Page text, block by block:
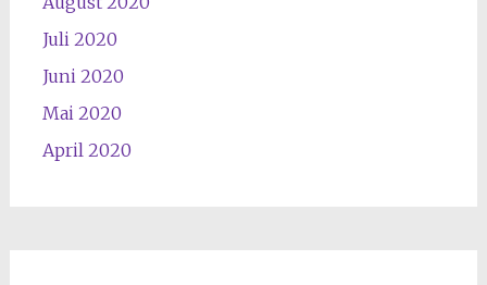
Juli 2020
Juni 2020
Mai 2020
April 2020